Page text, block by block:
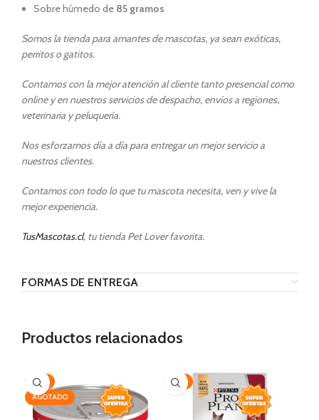
Sobre húmedo de 85 gramos
Somos la tienda para amantes de mascotas, ya sean exóticas,
perritos o gatitos.
Contamos con la mejor atención al cliente tanto presencial como
online y en nuestros servicios de despacho, envíos a regiones,
veterinaria y peluquería.
Nos esforzamos día a día para entregar un mejor servicio a
nuestros clientes.
Contamos con todo lo que tu mascota necesita, ven y vive la
mejor experiencia.
TusMascotas.cl, tu tienda Pet Lover favorita.
FORMAS DE ENTREGA
Productos relacionados
-17%
AGOTADO
-15%